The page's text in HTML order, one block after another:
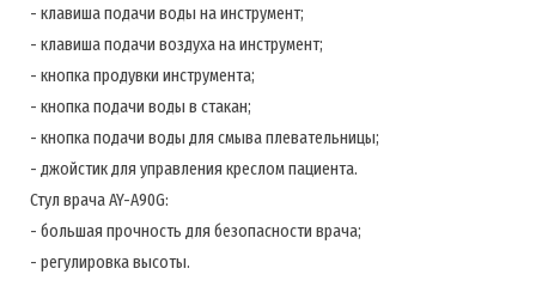
- клавиша подачи воды на инструмент;
- клавиша подачи воздуха на инструмент;
- кнопка продувки инструмента;
- кнопка подачи воды в стакан;
- кнопка подачи воды для смыва плевательницы;
- джойстик для управления креслом пациента.
Стул врача AY-A90G:
- большая прочность для безопасности врача;
- регулировка высоты.